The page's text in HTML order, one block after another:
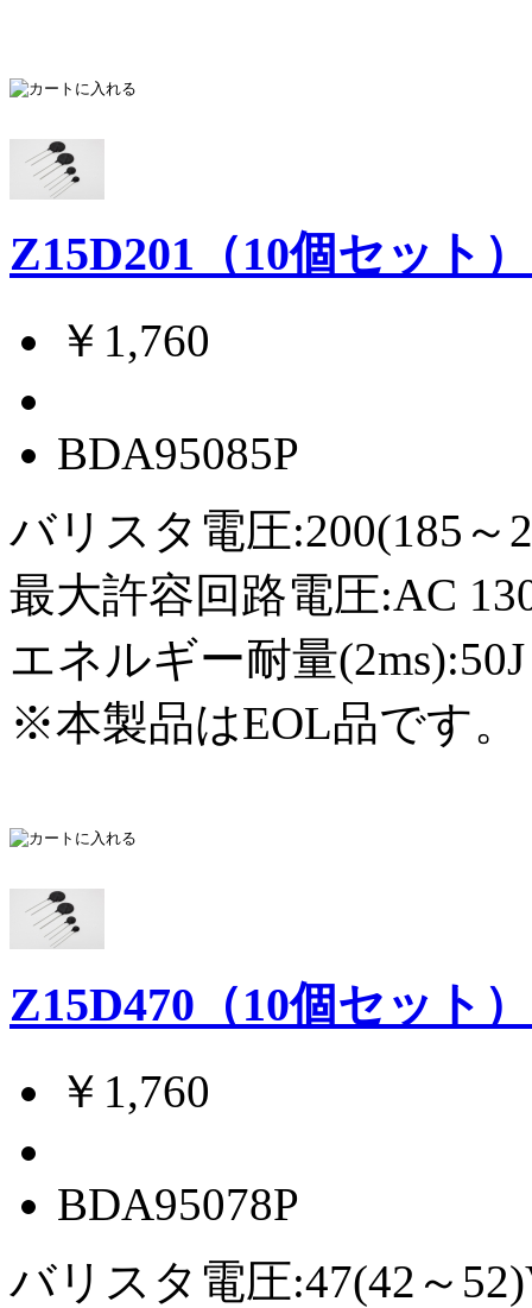
Z15D201（10個セット
￥1,760
BDA95085P
バリスタ電圧:200(185～
最大許容回路電圧:AC
エネルギー耐量(2ms):50J
※本製品はEOL品です。
Z15D470（10個セット
￥1,760
BDA95078P
バリスタ電圧:47(42～